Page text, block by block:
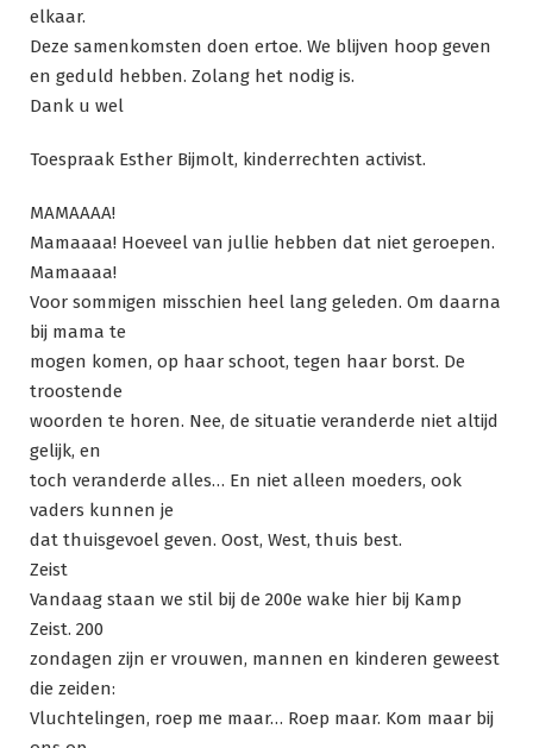
elkaar.
Deze samenkomsten doen ertoe. We blijven hoop geven
en geduld hebben. Zolang het nodig is.
Dank u wel
Toespraak Esther Bijmolt, kinderrechten activist.
MAMAAAA!
Mamaaaa! Hoeveel van jullie hebben dat niet geroepen.
Mamaaaa!
Voor sommigen misschien heel lang geleden. Om daarna
bij mama te
mogen komen, op haar schoot, tegen haar borst. De
troostende
woorden te horen. Nee, de situatie veranderde niet altijd
gelijk, en
toch veranderde alles… En niet alleen moeders, ook
vaders kunnen je
dat thuisgevoel geven. Oost, West, thuis best.
Zeist
Vandaag staan we stil bij de 200e wake hier bij Kamp
Zeist. 200
zondagen zijn er vrouwen, mannen en kinderen geweest
die zeiden:
Vluchtelingen, roep me maar… Roep maar. Kom maar bij